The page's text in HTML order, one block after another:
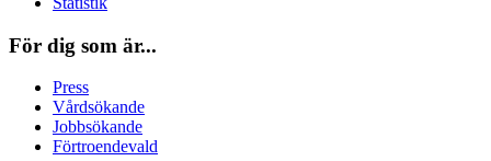
För dig som är...
Press
Vårdsökande
Jobbsökande
Förtroendevald